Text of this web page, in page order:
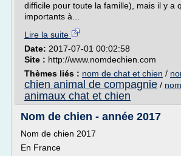
difficile pour toute la famille), mais il y a
importants à...
Lire la suite
Date: 2017-07-01 00:02:58
Site : http://www.nomdechien.com
Thèmes liés : nom de chat et chien /
chien animal de compagnie /
animaux chat et chien
Nom de chien - année 2017
Nom de chien 2017
En France